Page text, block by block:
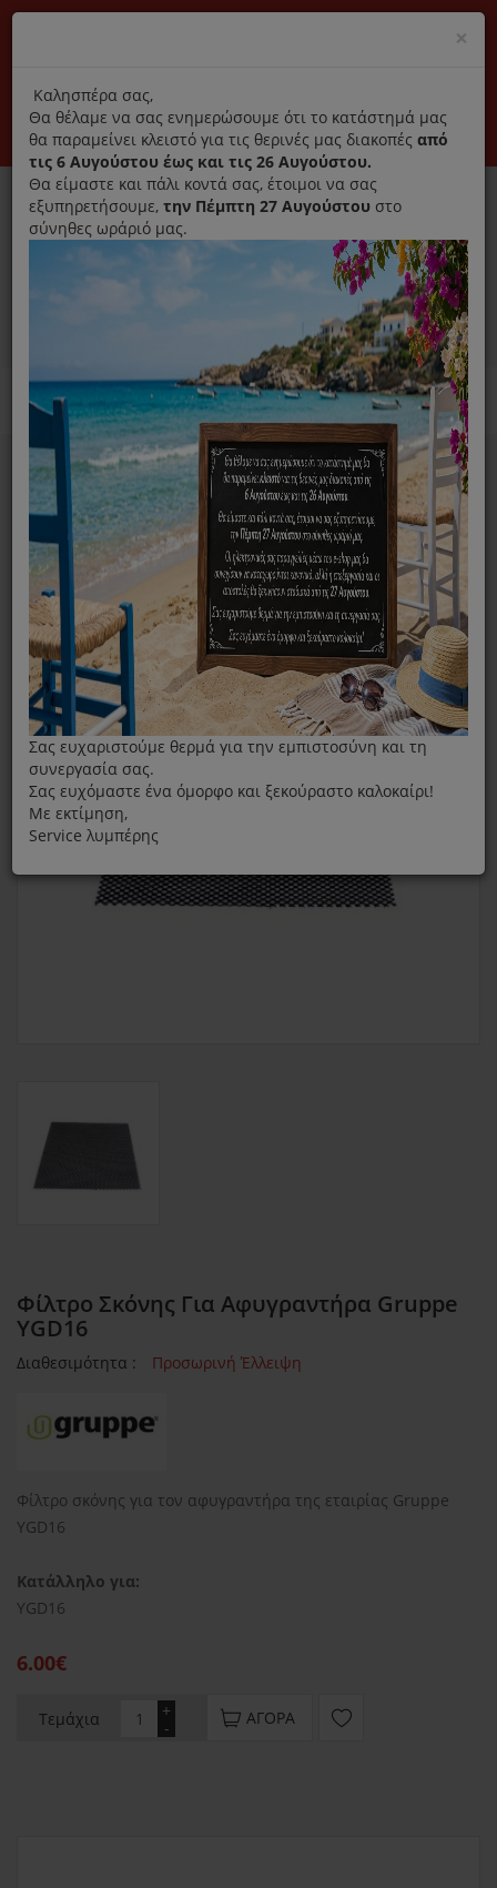
Αποκλειστικά γνήσια ανταλλακτικά
Σύνδεση Εγγραφή Εταιρεία Επικοινωνία
0
Ανταλλακτικά ηλεκτρικών συσκευών MENU
Home
Ιονιστής Αφυγραντήρας
Φίλτρα Αφυγραντήρα
Φίλτρο Σκόνης Για Αφυγραντήρα Gruppe YGD16
Φίλτρο Σκόνης Για Αφυγραντήρα Gruppe
YGD16
Διαθεσιμότητα : Προσωρινή Έλλειψη
Φίλτρο σκόνης για τον αφυγραντήρα της εταιρίας Gruppe
YGD16
Κατάλληλο για:
YGD16
6.00€
Τεμάχια -
+ ΑΓΟΡΆ
×
title
Καλησπέρα σας,
Θα θέλαμε να σας ενημερώσουμε ότι το κατάστημά μας
θα παραμείνει κλειστό για τις θερινές μας διακοπές από
τις 6 Αυγούστου έως και τις 26 Αυγούστου.
Θα είμαστε και πάλι κοντά σας, έτοιμοι να σας
εξυπηρετήσουμε, την Πέμπτη 27 Αυγούστου στο
σύνηθες ωράριό μας.
Σας ευχαριστούμε θερμά για την εμπιστοσύνη και τη
συνεργασία σας.
Σας ευχόμαστε ένα όμορφο και ξεκούραστο καλοκαίρι!
Με εκτίμηση,
Service λυμπέρης